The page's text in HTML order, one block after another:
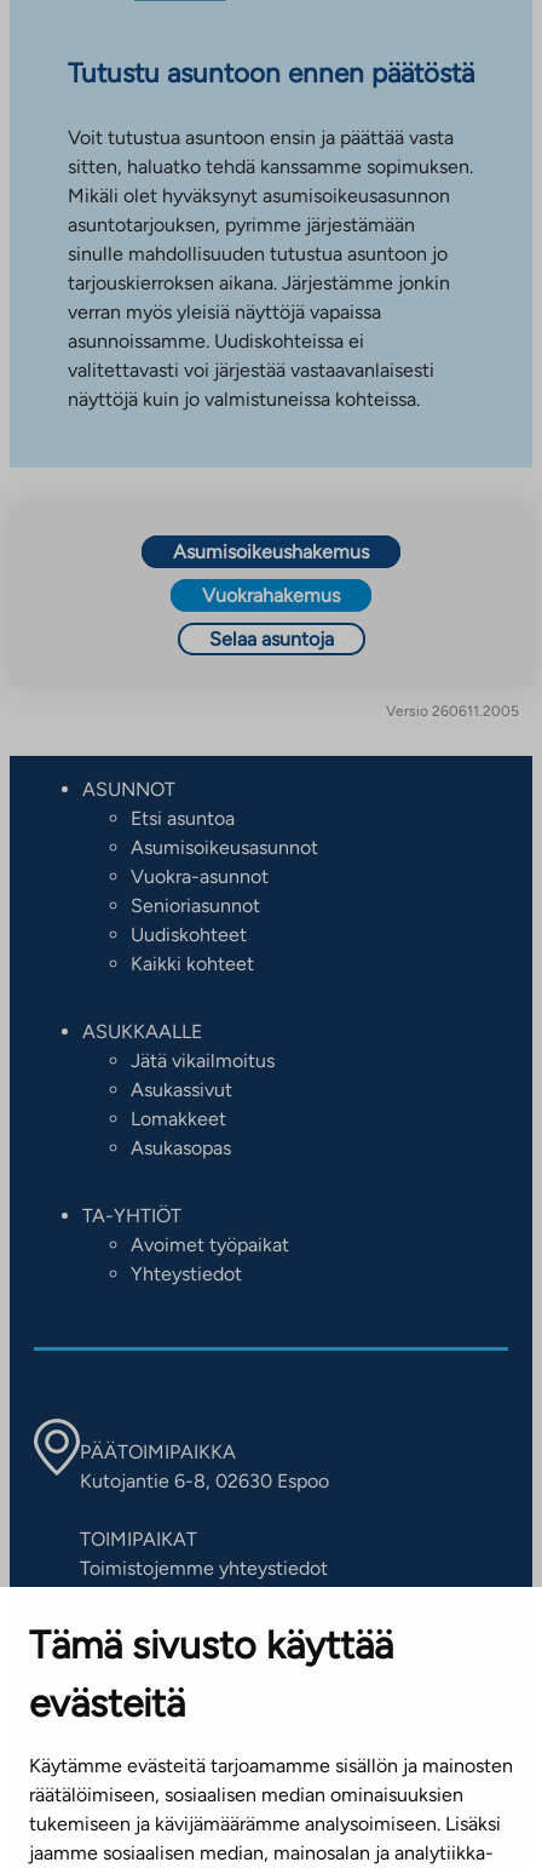
Tämä sivusto käyttää
evästeitä
Käytämme evästeitä tarjoamamme sisällön ja mainosten
räätälöimiseen, sosiaalisen median ominaisuuksien
tukemiseen ja kävijämäärämme analysoimiseen. Lisäksi
jaamme sosiaalisen median, mainosalan ja analytiikka-
Tutustu asuntoon ennen päätöstä
Voit tutustua asuntoon ensin ja päättää vasta
sitten, haluatko tehdä kanssamme sopimuksen.
Mikäli olet hyväksynyt asumisoikeusasunnon
asuntotarjouksen, pyrimme järjestämään
sinulle mahdollisuuden tutustua asuntoon jo
tarjouskierroksen aikana. Järjestämme jonkin
verran myös yleisiä näyttöjä vapaissa
asunnoissamme. Uudiskohteissa ei
valitettavasti voi järjestää vastaavanlaisesti
näyttöjä kuin jo valmistuneissa kohteissa.
Asumisoikeushakemus
Vuokrahakemus
Selaa asuntoja
Versio 260611.2005
ASUNNOT
Etsi asuntoa
Asumisoikeusasunnot
Vuokra-asunnot
Senioriasunnot
Uudiskohteet
Kaikki kohteet
ASUKKAALLE
Jätä vikailmoitus
Asukassivut
Lomakkeet
Asukasopas
TA-YHTIÖT
Avoimet työpaikat
Yhteystiedot
PÄÄTOIMIPAIKKA
Kutojantie 6-8, 02630 Espoo
TOIMIPAIKAT
Toimistojemme yhteystiedot
ASIAKASPALVELUKESKUS
Puh. 045 7734 3777
(arkisin klo 8-16)
info@ta.fi